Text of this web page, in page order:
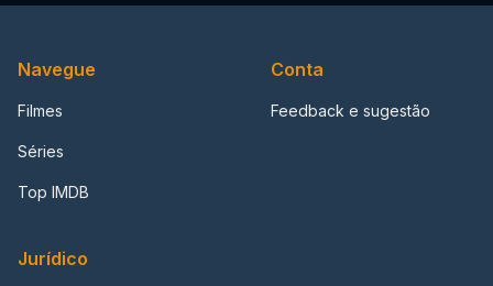
Navegue
Filmes
Séries
Top IMDB
Conta
Feedback e sugestão
Jurídico